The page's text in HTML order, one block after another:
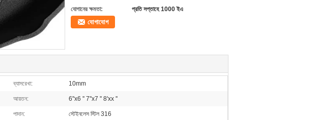
যোগানের ক্ষমতা:
প্রতি সপ্তাহে 1000 ইএ
যোগাযোগ
ব্যাসরেখা: 10mm
আয়তন: 6''x6 '' 7''x7 '' 8'xx ''
পাদান: স্টেইনলেস স্টিল 316